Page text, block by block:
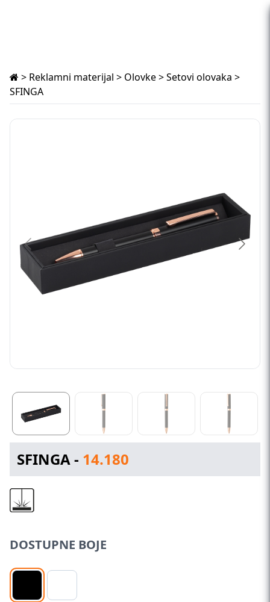
> Reklamni materijal > Olovke>Setovi olovaka >
SFINGA
SFINGA - 14.180
DOSTUPNE BOJE